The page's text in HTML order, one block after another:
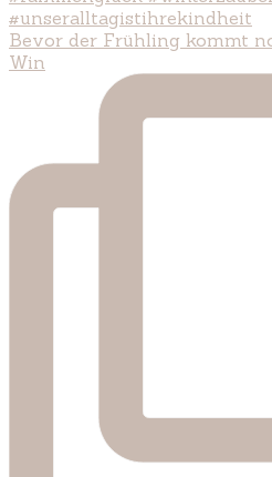
Bevor der Frühling kommt
Win